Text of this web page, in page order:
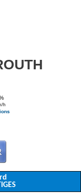
h